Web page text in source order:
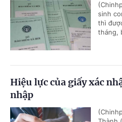
sinh
thì
tháng,
Hiệu lực của giấy xác
nhập